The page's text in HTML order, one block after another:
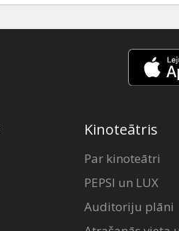
Kinoteātris
Par kinoteātri
PEPSI un LUX
Auditoriju plāni